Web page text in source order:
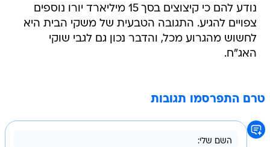
נודע להם כי קיצוצים בסך 15 מיליארד יורו נוספים
צפויים להגיע. התגובה הטבעית של משקי הבית היא
לחשוש מהגרוע מכל, והדבר נכון גם לגבי שוקי
האג"ח.
טרם התפרסמו תגובות